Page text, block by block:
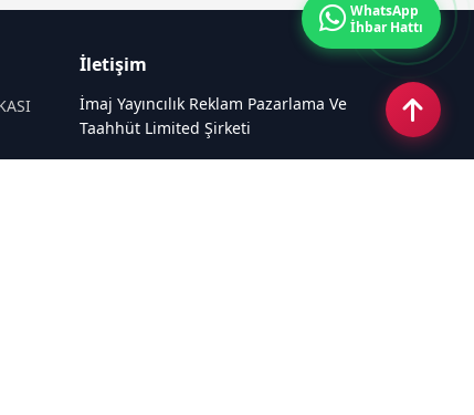
İletişim
İmaj Yayıncılık Reklam Pazarlama Ve
Taahhüt Limited Şirketi
WhatsApp
İhbar Hattı